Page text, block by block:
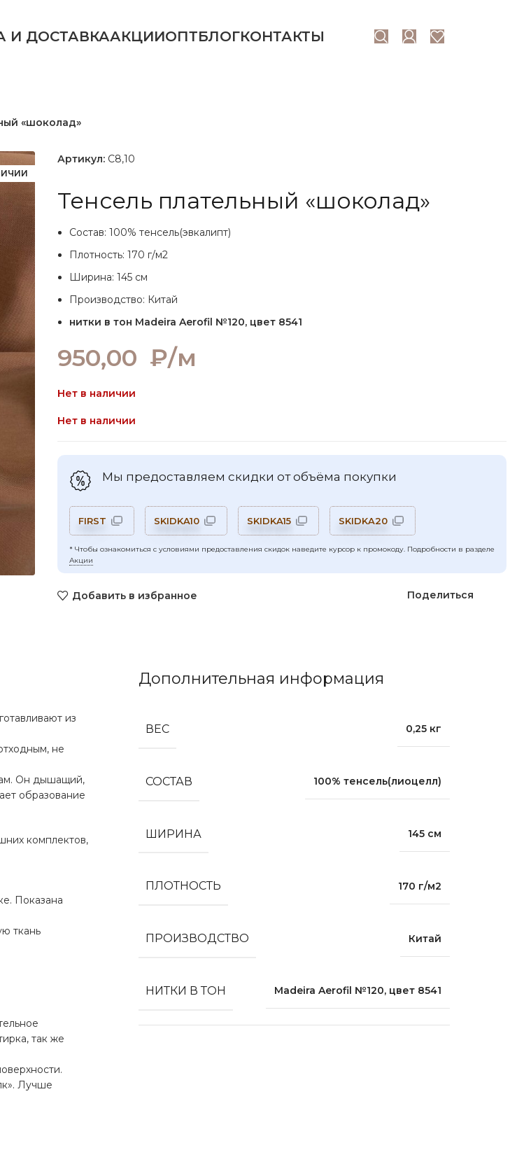
И ДОСТАВКААКЦИИОПТБЛОГКОНТАКТЫ
«шоколад»
Артикул: C8,10
Тенсель плательный «шоколад»
Состав: 100% тенсель(эвкалипт)
Плотность: 170 г/м2
Ширина: 145 см
Производство: Китай
нитки в тон Madeira Aerofil №120, цвет 8541
950,00 ₽/м
Нет в наличии
Нет в наличии
Мы предоставляем скидки от объёма покупки
FIRST SKIDKA10 SKIDKA15 SKIDKA20
* Чтобы ознакомиться с условиями предоставления скидок наведите курсор к промокоду. Подробности в разделе
Акции
Добавить в избранное Поделиться
из
не
Он дышащий,
образование
комплектов,
Показана
ткань
так же
Лучше
Дополнительная информация
ВЕС 0,25 кг
СОСТАВ 100% тенсель(лиоцелл)
ШИРИНА 145 см
ПЛОТНОСТЬ 170 г/м2
ПРОИЗВОДСТВО Китай
НИТКИ В ТОН Madeira Aerofil №120, цвет 8541